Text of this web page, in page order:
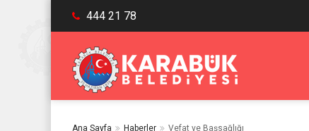
444 21 78
Ana Sayfa Haberler Vefat ve Başsağlığı